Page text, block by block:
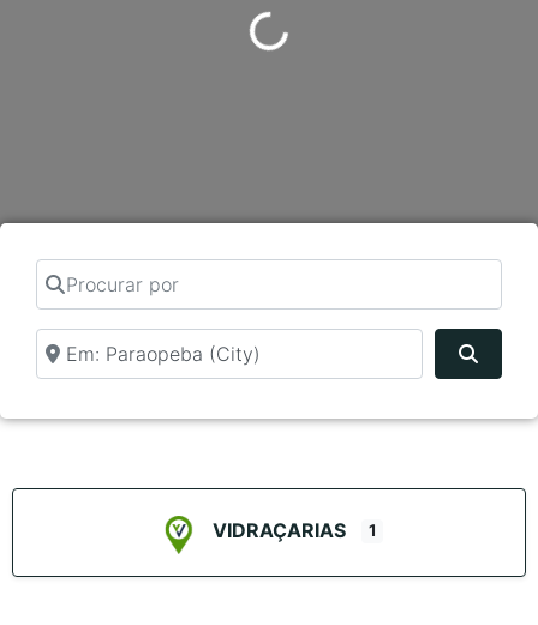
Carregando...
Procurar por
Perto de
VIDRAÇARIAS 1